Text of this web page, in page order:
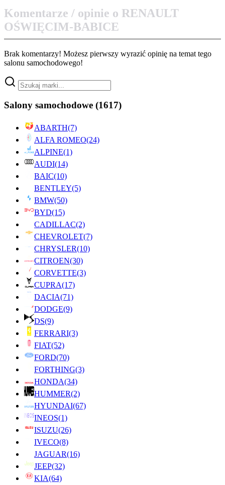
Komentarze / opinie o RENAULT
OŚWIĘCIM-BABICE
Brak komentarzy! Możesz pierwszy wyrazić opinię na temat tego
salonu samochodowego!
Salony samochodowe (1617)
ABARTH(7)
ALFA ROMEO(24)
ALPINE(1)
AUDI(14)
BAIC(10)
BENTLEY(5)
BMW(50)
BYD(15)
CADILLAC(2)
CHEVROLET(7)
CHRYSLER(10)
CITROEN(30)
CORVETTE(3)
CUPRA(17)
DACIA(71)
DODGE(9)
DS(9)
FERRARI(3)
FIAT(52)
FORD(70)
FORTHING(3)
HONDA(34)
HUMMER(2)
HYUNDAI(67)
INEOS(1)
ISUZU(26)
IVECO(8)
JAGUAR(16)
JEEP(32)
KIA(64)